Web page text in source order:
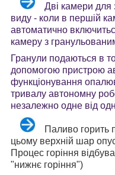
Дві камери для
виду - коли в першій
автоматично
камеру з
Гранули подаються в
допомогою пристрою
функціонування
тривалу автономну
незалежно одне від
Паливо горить
цьому верхній шар
Процес горіння
"нижнє горіння")